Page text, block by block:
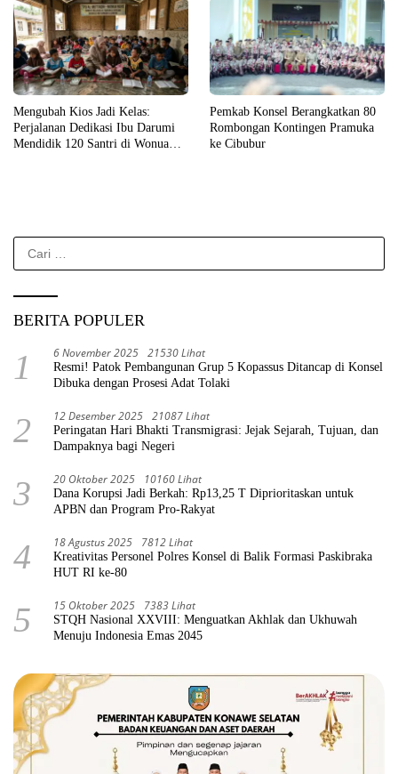
Mengubah Kios Jadi Kelas:
Perjalanan Dedikasi Ibu Darumi
Mendidik 120 Santri di Wonua
Pemkab Konsel Berangkatkan 80
Rombongan Kontingen Pramuka
ke Cibubur
Cari
untuk:
BERITA POPULER
1 6 November 2025 21530 Lihat
Resmi! Patok Pembangunan Grup 5 Kopassus Ditancap di Konsel
Dibuka dengan Prosesi Adat Tolaki
2 12 Desember 2025 21087 Lihat
Peringatan Hari Bhakti Transmigrasi: Jejak Sejarah, Tujuan, dan
Dampaknya bagi Negeri
3 20 Oktober 2025 10160 Lihat
Dana Korupsi Jadi Berkah: Rp13,25 T Diprioritaskan untuk
APBN dan Program Pro-Rakyat
4 18 Agustus 2025 7812 Lihat
Kreativitas Personel Polres Konsel di Balik Formasi Paskibraka
HUT RI ke-80
5 15 Oktober 2025 7383 Lihat
STQH Nasional XXVIII: Menguatkan Akhlak dan Ukhuwah
Menuju Indonesia Emas 2045